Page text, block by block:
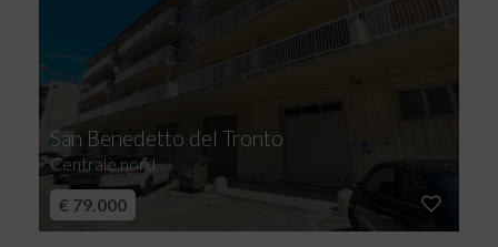
San Benedetto del Tronto
Centrale nord
€ 79.000